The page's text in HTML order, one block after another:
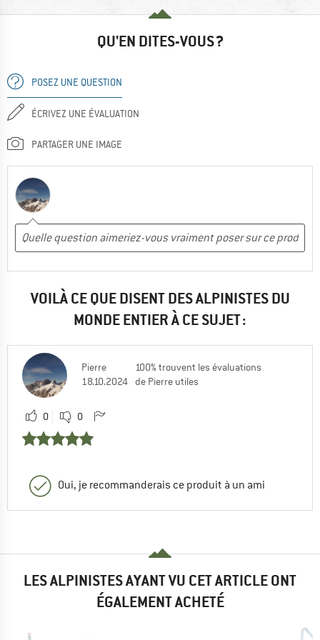
QU'EN DITES-VOUS ?
POSEZ UNE QUESTION
ÉCRIVEZ UNE ÉVALUATION
PARTAGER UNE IMAGE
VOILÀ CE QUE DISENT DES ALPINISTES DU
MONDE ENTIER À CE SUJET :
Pierre
18.10.2024
100% trouvent les évaluations
de Pierre utiles
0 0
Oui, je recommanderais ce produit à un ami
LES ALPINISTES AYANT VU CET ARTICLE ONT
ÉGALEMENT ACHETÉ